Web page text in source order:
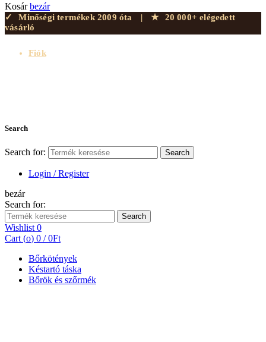
Kosár bezár
✓ Minőségi termékek 2009 óta | ★
20 000+ elégedett
vásárló
Fiók
Search
Search for: Search
Login / Register
bezár
Search for:
Search
Wishlist 0
Cart (o) 0 / 0Ft
Bőrkötények
Késtartó táska
Bőrök és szőrmék